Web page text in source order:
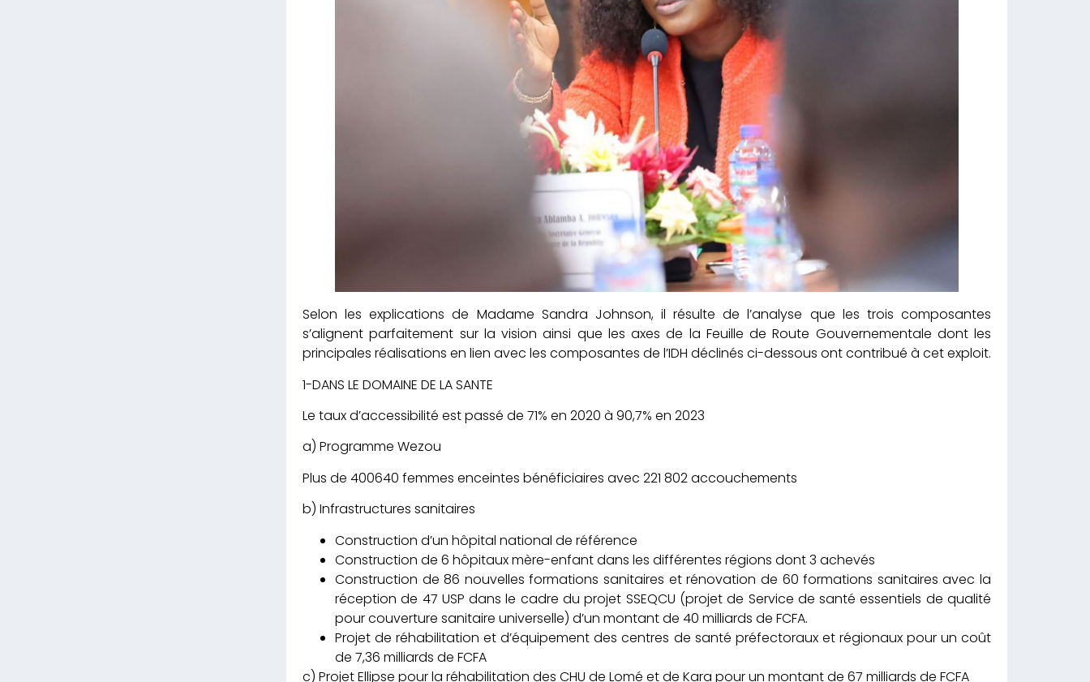
Selon les explications de Madame Sandra Johnson, il résulte de l’analyse que les trois composantes
s’alignent parfaitement sur la vision ainsi que les axes de la Feuille de Route Gouvernementale dont les
principales réalisations en lien avec les composantes de l’IDH déclinés ci-dessous ont contribué à cet exploit.
1-DANS LE DOMAINE DE LA SANTE
Le taux d’accessibilité est passé de 71% en 2020 à 90,7% en 2023
a) Programme Wezou
Plus de 400640 femmes enceintes bénéficiaires avec 221 802 accouchements
b) Infrastructures sanitaires
Construction d’un hôpital national de référence
Construction de 6 hôpitaux mère-enfant dans les différentes régions dont 3 achevés
Construction de 86 nouvelles formations sanitaires et rénovation de 60 formations sanitaires avec la
réception de 47 USP dans le cadre du projet SSEQCU (projet de Service de santé essentiels de qualité
pour couverture sanitaire universelle) d’un montant de 40 milliards de FCFA.
Projet de réhabilitation et d’équipement des centres de santé préfectoraux et régionaux pour un coût
de 7,36 milliards de FCFA
c) Projet Ellipse pour la réhabilitation des CHU de Lomé et de Kara pour un montant de 67 milliards de FCFA